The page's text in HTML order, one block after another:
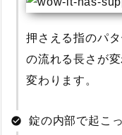
押さえる指のパ
の流れる長さが
変わります。
錠の内部で起こ